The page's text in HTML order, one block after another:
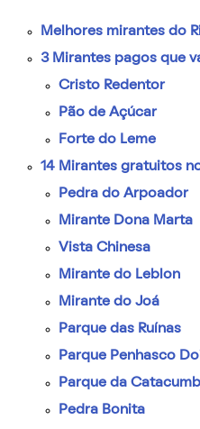
Melhores mirantes do
3 Mirantes pagos que
Cristo Redentor
Pão de Açúcar
Forte do Leme
14 Mirantes gratuitos
Pedra do Arpoador
Mirante Dona Marta
Vista Chinesa
Mirante do Leblon
Mirante do Joá
Parque das Ruínas
Parque Penhasco
Parque da
Pedra Bonita